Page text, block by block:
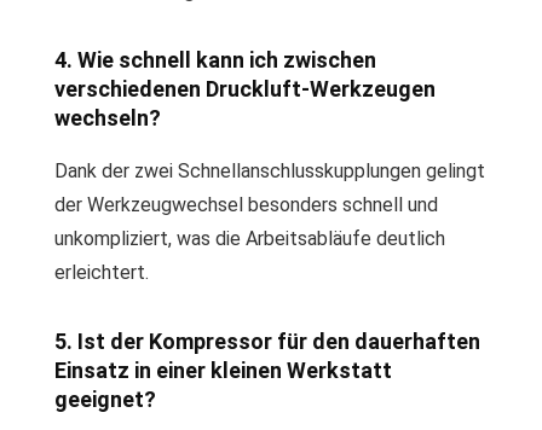
4. Wie schnell kann ich zwischen
verschiedenen Druckluft-Werkzeugen
wechseln?
Dank der zwei Schnellanschlusskupplungen gelingt
der Werkzeugwechsel besonders schnell und
unkompliziert, was die Arbeitsabläufe deutlich
erleichtert.
5. Ist der Kompressor für den dauerhaften
Einsatz in einer kleinen Werkstatt
geeignet?